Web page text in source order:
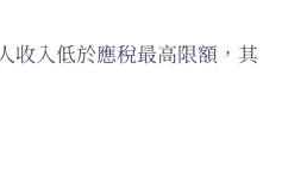
收入低於應稅最高限額，其